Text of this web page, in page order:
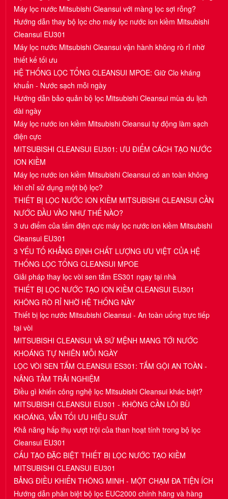
Máy lọc nước Mitsubishi Cleansui với màng lọc sợi rỗng?
Hướng dẫn thay bộ lọc cho máy lọc nước ion kiềm Mitsubishi
Cleansui EU301
Máy lọc nước Mitsubishi Cleansui vận hành không rò rỉ nhờ
thiết kế tối ưu
HỆ THỐNG LỌC TỔNG CLEANSUI MPOE: Giữ Clo kháng
khuẩn - Nước sạch mỗi ngày
Hướng dẫn bảo quản bộ lọc Mitsubishi Cleansui mùa du lịch
dài ngày
Máy lọc nước ion kiềm Mitsubishi Cleansui tự động làm sạch
điện cực
MITSUBISHI CLEANSUI EU301: ƯU ĐIỂM CÁCH TẠO NƯỚC
ION KIỀM
Máy lọc nước ion kiềm Mitsubishi Cleansui có an toàn không
khi chỉ sử dụng một bộ lọc?
THIẾT BỊ LỌC NƯỚC ION KIỀM MITSUBISHI CLEANSUI CẦN
NƯỚC ĐẦU VÀO NHƯ THẾ NÀO?
3 ưu điểm của tấm điện cực máy lọc nước ion kiềm Mitsubishi
Cleansui EU301
3 YẾU TỐ KHẲNG ĐỊNH CHẤT LƯỢNG ƯU VIỆT CỦA HỆ
THỐNG LỌC TỔNG CLEANSUI MPOE
Giải pháp thay lọc vòi sen tắm ES301 ngay tại nhà
THIẾT BỊ LỌC NƯỚC TẠO ION KIỀM CLEANSUI EU301
KHÔNG RÒ RỈ NHỜ HỆ THỐNG NÀY
Thiết bị lọc nước Mitsubishi Cleansui - An toàn uống trực tiếp
tại vòi
MITSUBISHI CLEANSUI VÀ SỨ MỆNH MANG TỚI NƯỚC
KHOÁNG TỰ NHIÊN MỖI NGÀY
LỌC VÒI SEN TẮM CLEANSUI ES301: TẮM GỘI AN TOÀN -
NÂNG TẦM TRẢI NGHIỆM
Điều gì khiến công nghệ lọc Mitsubishi Cleansui khác biệt?
MITSUBISHI CLEANSUI EU301 - KHÔNG CẦN LÕI BÙ
KHOÁNG, VẪN TỐI ƯU HIỆU SUẤT
Khả năng hấp thụ vượt trội của than hoạt tính trong bộ lọc
Cleansui EU301
CẤU TẠO ĐẶC BIỆT THIẾT BỊ LỌC NƯỚC TẠO KIỀM
MITSUBISHI CLEANSUI EU301
BẢNG ĐIỀU KHIỂN THÔNG MINH - MỘT CHẠM ĐA TIỆN ÍCH
Hướng dẫn phân biệt bộ lọc EUC2000 chính hãng và hàng